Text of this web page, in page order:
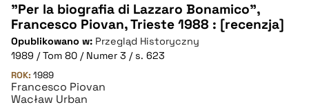
"Per la biografia di Lazzaro Bonamico",
Francesco Piovan, Trieste 1988 : [recenzja]
Opublikowano w: Przegląd Historyczny
1989 / Tom 80 / Numer 3 / s. 623
ROK: 1989
Francesco Piovan
Wacław Urban